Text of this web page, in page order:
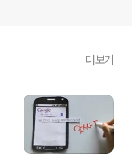
더보기